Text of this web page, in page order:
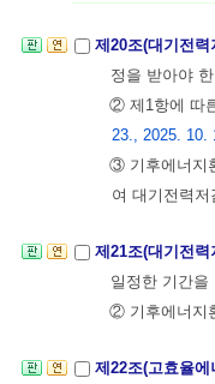
제20조(대기전
정을 받아야
② 제1항에 따
23., 2025. 10.
③ 기후에너지
여 대기전력
제21조(대기전
일정한 기간
② 기후에너지
제22조(고효율